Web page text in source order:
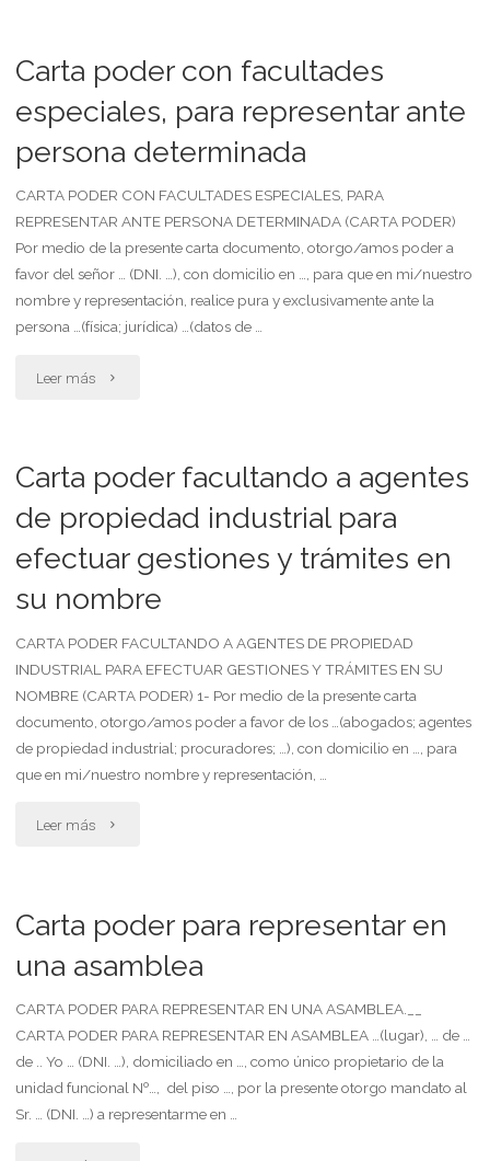
abogado
para
actuar
en
juicio
en
Carta poder con facultades
especiales, para representar ante
persona determinada
CARTA PODER CON FACULTADES ESPECIALES, PARA
REPRESENTAR ANTE PERSONA DETERMINADA (CARTA PODER)
Por medio de la presente carta documento, otorgo/amos poder a
favor del señor … (DNI. …), con domicilio en …, para que en mi/nuestro
nombre y representación, realice pura y exclusivamente ante la
persona …(física; jurídica) …(datos de …
Leer más "Carta
facultades
especiales,
para
representar
persona
determinada"
Carta poder facultando a agentes
de propiedad industrial para
efectuar gestiones y trámites en
su nombre
CARTA PODER FACULTANDO A AGENTES DE PROPIEDAD
INDUSTRIAL PARA EFECTUAR GESTIONES Y TRÁMITES EN SU
NOMBRE (CARTA PODER) 1- Por medio de la presente carta
documento, otorgo/amos poder a favor de los …(abogados; agentes
de propiedad industrial; procuradores; …), con domicilio en …, para
que en mi/nuestro nombre y representación, …
Leer más "Carta
de
propiedad
Carta poder para representar en
una asamblea
CARTA PODER PARA REPRESENTAR EN UNA ASAMBLEA.__
CARTA PODER PARA REPRESENTAR EN ASAMBLEA …(lugar), … de …
de .. Yo … (DNI. …), domiciliado en …, como único propietario de la
unidad funcional Nº…, del piso …, por la presente otorgo mandato al
Sr. … (DNI. …) a representarme en …